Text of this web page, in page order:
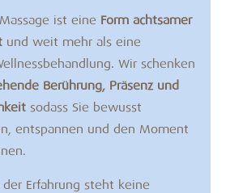
ist eine Form achtsamer
und weit mehr als eine
Wir schenken
Berührung, Präsenz und
sodass Sie bewusst
entspannen und den Moment
Erfahrung steht keine